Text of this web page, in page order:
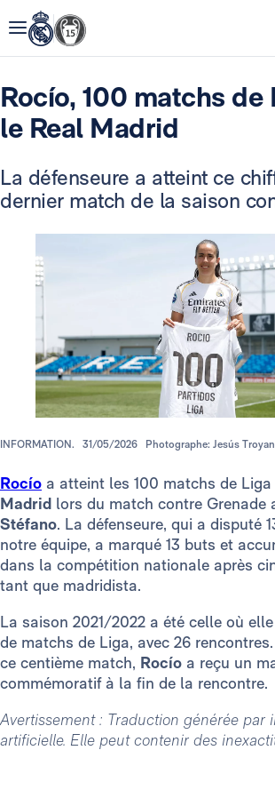
Rocío, 100 matchs de
le Real Madrid
La défenseure a atteint ce
dernier match de la saison
INFORMATION. 31/05/2026 Photographe: Jesús
Rocío a atteint les 100 matchs de Liga
Madrid lors du match contre Grenade
Stéfano. La défenseure, qui a disputé
notre équipe, a marqué 13 buts et
dans la compétition nationale après
tant que madridista.
La saison 2021/2022 a été celle où
de matchs de Liga, avec 26
ce centième match, Rocío a reçu un
commémoratif à la fin de la rencontre.
Avertissement : Traduction générée par
artificielle. Elle peut contenir des